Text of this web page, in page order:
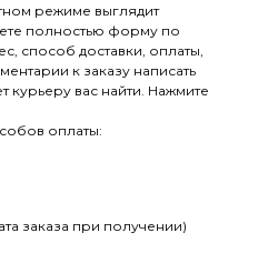
режиме выглядит
полностью форму по
способ доставки, оплаты,
к заказу написать
вас найти. Нажмите
оплаты:
заказа при получении)